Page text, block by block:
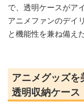
で、透明ケースがア
アニメファンのデイ
と機能性を兼ね備え
アニメグッズ
透明収納ケース